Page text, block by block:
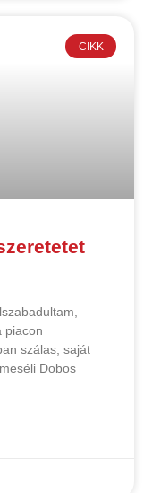
CIKK
piacon
szálas, saját
Dobos